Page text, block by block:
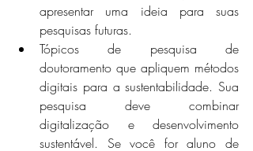
apresentar uma ideia para suas
pesquisas futuras.
Tópicos de pesquisa de
doutoramento que apliquem métodos
digitais para a sustentabilidade. Sua
pesquisa deve combinar
digitalização e desenvolvimento
sustentável. Se você for aluno de